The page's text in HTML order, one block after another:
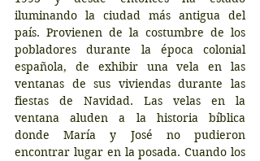
iluminando la ciudad más antigua del
país. Provienen de la costumbre de los
pobladores durante la época colonial
española, de exhibir una vela en las
ventanas de sus viviendas durante las
fiestas de Navidad. Las velas en la
ventana aluden a la historia bíblica
donde María y José no pudieron
encontrar lugar en la posada. Cuando los